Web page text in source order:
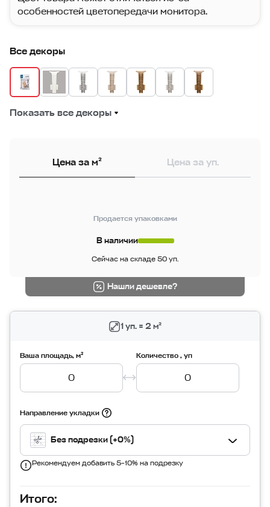
особенностей цветопередачи монитора.
Все декоры
Показать все декоры
Цена за м² Цена за уп.
Продается упаковками
В наличии
Сейчас на складе 50 уп.
Нашли дешевле?
1 уп. = 2 м²
Ваша площадь, м² Количество , уп
Направление укладки
Без подрезки (+0%)
Рекомендуем добавить 5–10% на подрезку
Итого: